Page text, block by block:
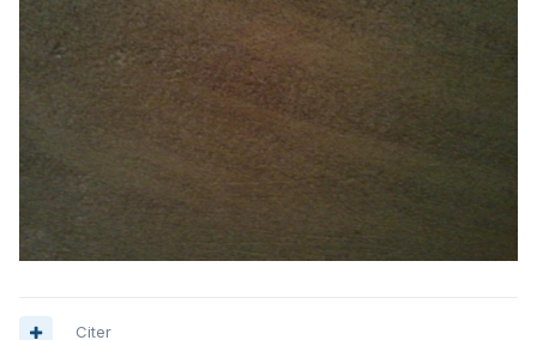
Citer